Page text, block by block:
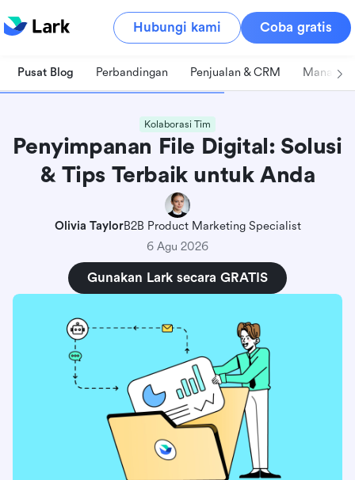
Hubungi kami Coba gratis
Pusat Blog Perbandingan Penjualan & CRM
Kolaborasi Tim
Penyimpanan File Digital: Solusi
& Tips Terbaik untuk Anda
Olivia TaylorB2B Product Marketing Specialist
6 Agu 2026
Gunakan Lark secara GRATIS